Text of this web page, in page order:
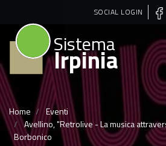
Salta
SOCIAL LOGIN
Sistema
Irpinia
Home
Eventi
Avellino, "Retrolive - La musica
Borbonico